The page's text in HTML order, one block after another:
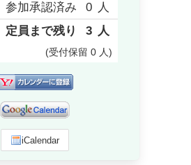
参加承認済み 0 人
定員まで残り 3 人
(受付保留 0 人)
iCalendar